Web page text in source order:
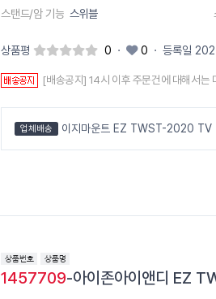
스탠드/암 기능 스위블
상품평 0 · 0 · 등록일
[배송공지] 14시 이후 주문건에 대해서는
업체배송 이지마운트 EZ TWST-2020 TV
1457709-아이존아이앤디 EZ